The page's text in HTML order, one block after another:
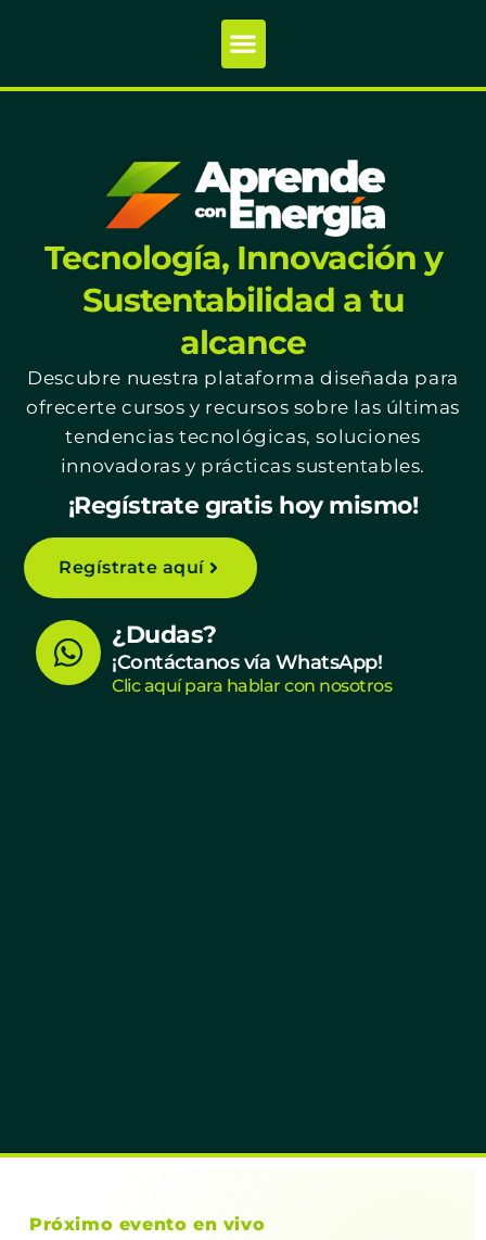
Tecnología, Innovación y
Sustentabilidad a tu
alcance
Descubre nuestra plataforma diseñada para
ofrecerte cursos y recursos sobre las últimas
tendencias tecnológicas, soluciones
innovadoras y prácticas sustentables.
¡Regístrate gratis hoy mismo!
Regístrate aquí
W
h
¿Dudas?
¡Contáctanos vía WhatsApp!
Clic aquí para hablar con nosotros
Próximo evento en vivo